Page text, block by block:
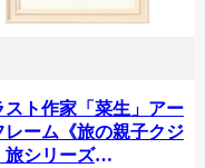
スト作家「菜生」アー
レーム《旅の親子クジ
旅シリーズ